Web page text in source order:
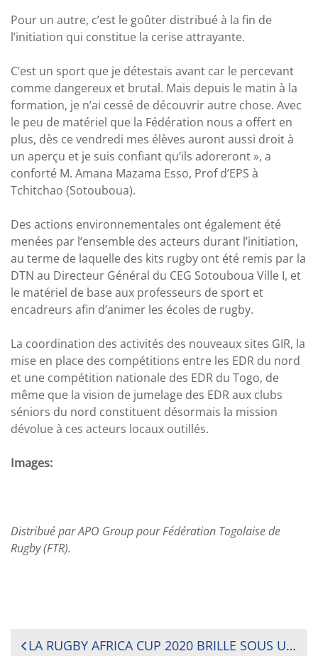
Pour un autre, c’est le goûter distribué à la fin de
l’initiation qui constitue la cerise attrayante.
C’est un sport que je détestais avant car le percevant
comme dangereux et brutal. Mais depuis le matin à la
formation, je n’ai cessé de découvrir autre chose. Avec
le peu de matériel que la Fédération nous a offert en
plus, dès ce vendredi mes élèves auront aussi droit à
un aperçu et je suis confiant qu’ils adoreront », a
conforté M. Amana Mazama Esso, Prof d’EPS à
Tchitchao (Sotouboua).
Des actions environnementales ont également été
menées par l’ensemble des acteurs durant l’initiation,
au terme de laquelle des kits rugby ont été remis par la
DTN au Directeur Général du CEG Sotouboua Ville I, et
le matériel de base aux professeurs de sport et
encadreurs afin d’animer les écoles de rugby.
La coordination des activités des nouveaux sites GIR, la
mise en place des compétitions entre les EDR du nord
et une compétition nationale des EDR du Togo, de
même que la vision de jumelage des EDR aux clubs
séniors du nord constituent désormais la mission
dévolue à ces acteurs locaux outillés.
Images:
Distribué par APO Group pour Fédération Togolaise de
Rugby (FTR).
NAVIGATION
LA RUGBY AFRICA CUP 2020 BRILLE SOUS UN JOUR NOUVEAU POUR LES JOUEURS, LES ÉQUIPES ET LES SPECTATEURS